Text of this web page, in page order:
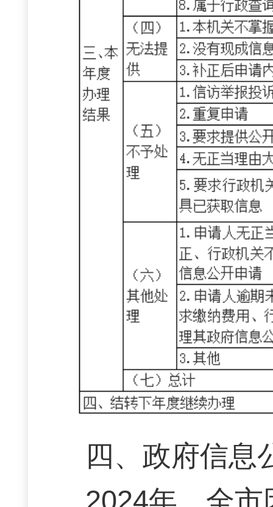
四、政府信息
2024年，全